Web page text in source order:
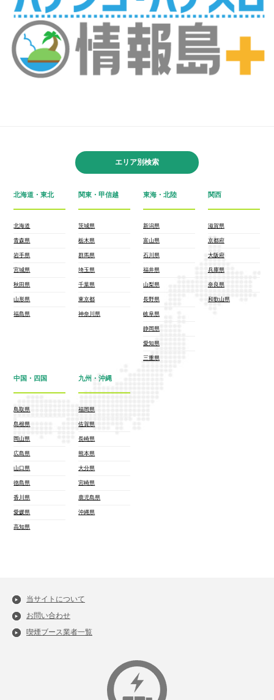
エリア別検索
北海道・東北
北海道
青森県
岩手県
宮城県
秋田県
山形県
福島県
関東・甲信越
茨城県
栃木県
群馬県
埼玉県
千葉県
東京都
神奈川県
東海・北陸
新潟県
富山県
石川県
福井県
山梨県
長野県
岐阜県
静岡県
愛知県
三重県
関西
滋賀県
京都府
大阪府
兵庫県
奈良県
和歌山県
中国・四国
鳥取県
島根県
岡山県
広島県
山口県
徳島県
香川県
愛媛県
高知県
九州・沖縄
福岡県
佐賀県
長崎県
熊本県
大分県
宮崎県
鹿児島県
沖縄県
当サイトについて
お問い合わせ
喫煙ブース業者一覧